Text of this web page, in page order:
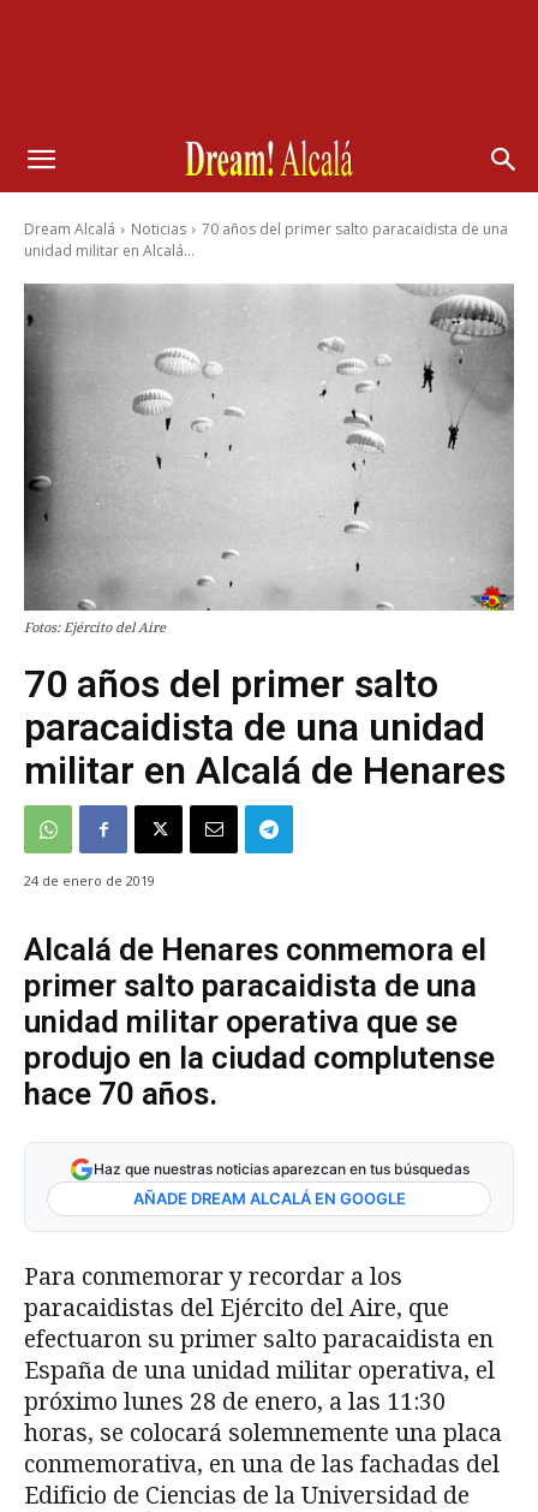
Dream Alcalá Noticias
70 años del primer salto paracaidista de una
unidad militar en Alcalá...
Fotos: Ejército del Aire
70 años del primer salto
paracaidista de una unidad
militar en Alcalá de Henares
24 de enero de 2019
Alcalá de Henares conmemora el
primer salto paracaidista de una
unidad militar operativa que se
produjo en la ciudad complutense
hace 70 años.
Haz que nuestras noticias aparezcan en tus búsquedas
AÑADE DREAM ALCALÁ EN GOOGLE
Para conmemorar y recordar a los
paracaidistas del Ejército del Aire, que
efectuaron su primer salto paracaidista en
España de una unidad militar operativa, el
próximo lunes 28 de enero, a las 11:30
horas, se colocará solemnemente una placa
conmemorativa, en una de las fachadas del
Edificio de Ciencias de la Universidad de